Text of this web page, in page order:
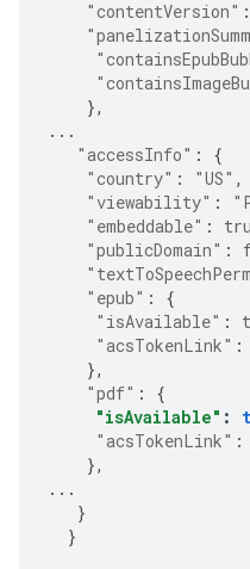
"contentVersion" :
},
...
"accessInfo" :
{
"country" : "US" ,
"viewability" :
"embeddable" :
"publicDomain" :
"epub" :
{
"isAvailable" :
"acsTokenLink" :
},
"pdf" :
{
"isAvailable" :
"acsTokenLink" :
},
...
}
}